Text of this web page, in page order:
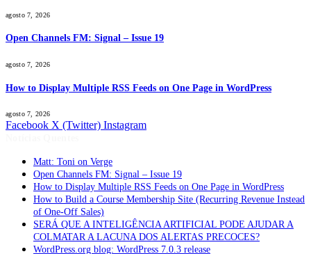
agosto 7, 2026
Open Channels FM: Signal – Issue 19
agosto 7, 2026
How to Display Multiple RSS Feeds on One Page in WordPress
agosto 7, 2026
Facebook X (Twitter) Instagram
Matt: Toni on Verge
Open Channels FM: Signal – Issue 19
How to Display Multiple RSS Feeds on One Page in WordPress
How to Build a Course Membership Site (Recurring Revenue Instead
of One-Off Sales)
SERÁ QUE A INTELIGÊNCIA ARTIFICIAL PODE AJUDAR A
COLMATAR A LACUNA DOS ALERTAS PRECOCES?
WordPress.org blog: WordPress 7.0.3 release